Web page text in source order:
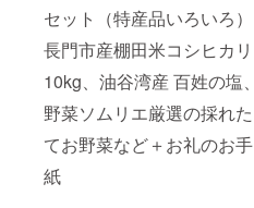
セット（特産品いろいろ）
長門市産棚田米コシヒカリ
10kg、油谷湾産 百姓の塩、
野菜ソムリエ厳選の採れた
てお野菜など＋お礼のお手
紙